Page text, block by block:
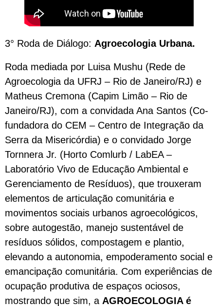
3° Roda de Diálogo: Agroecologia Urbana.
Roda mediada por Luisa Mushu (Rede de
Agroecologia da UFRJ – Rio de Janeiro/RJ) e
Matheus Cremona (Capim Limão – Rio de
Janeiro/RJ), com a convidada Ana Santos (Co-
fundadora do CEM – Centro de Integração da
Serra da Misericórdia) e o convidado Jorge
Tornnera Jr. (Horto Comlurb / LabEA –
Laboratório Vivo de Educação Ambiental e
Gerenciamento de Resíduos), que trouxeram
elementos de articulação comunitária e
movimentos sociais urbanos agroecológicos,
sobre autogestão, manejo sustentável de
resíduos sólidos, compostagem e plantio,
elevando a autonomia, empoderamento social e
emancipação comunitária. Com experiências de
ocupação produtiva de espaços ociosos,
mostrando que sim, a AGROECOLOGIA é